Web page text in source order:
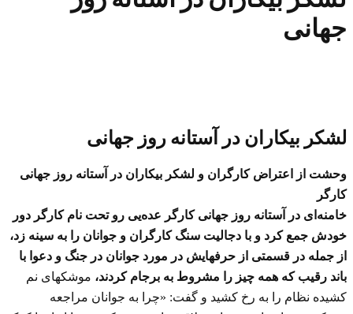
جهانی
لشکر بیکاران در آستانه روز جهانی
وحشت از اعتراض کارگران و لشکر بیکاران در آستانه روز جهانی
کارگر
خامنه‌ای در آستانه روز جهانی کارگر عده‌یی رو تحت نام کارگر دور
خودش جمع کرد و با دجالیت سنگ کارگران و جوانان را به سینه زد،
از جمله در قسمتی از حرفهایش در مورد جوانان در جنگ و دعوا با
باند رقیب که همه چیز را مشروط به برجام کردند، موشکهای نم
کشیده نظام را به رخ کشید و گفت: «چرا به جوانان مراجعه